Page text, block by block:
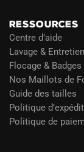
RESSOURCES
Centre d’aide
Lavage & Entretien
Flocage &
Nos Maillots de
Guide des tailles
Politique
Politique de